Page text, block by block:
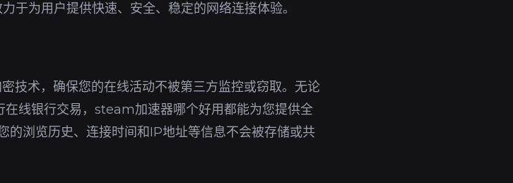
于为用户提供快速、安全、稳定的网络连接体验。
技术，确保您的在线活动不被第三方监控或窃取。无论
线银行交易，steam加速器哪个好用都能为您提供全
的浏览历史、连接时间和IP地址等信息不会被存储或共